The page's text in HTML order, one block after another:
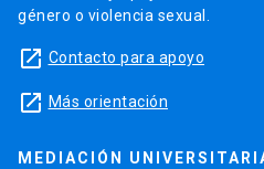
género o violencia sexual.
launch Contacto para apoyo
launch Más orientación
MEDIACIÓN